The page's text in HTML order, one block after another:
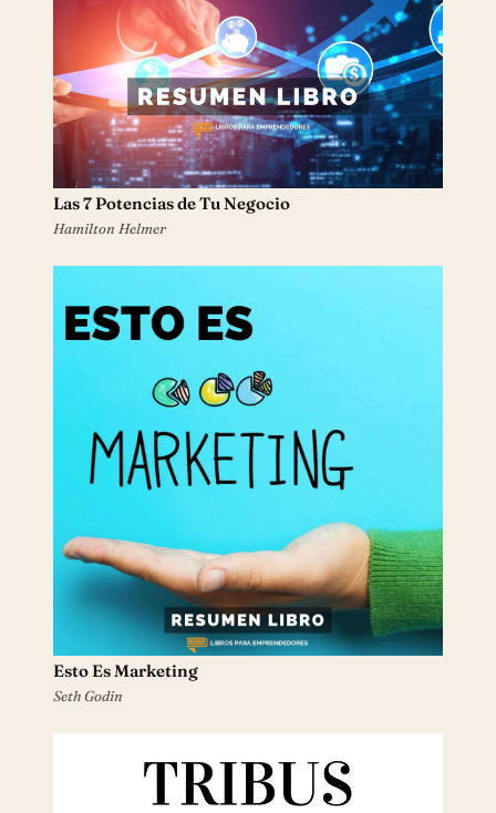
Las 7 Potencias de Tu Negocio
Hamilton Helmer
Esto Es Marketing
Seth Godin